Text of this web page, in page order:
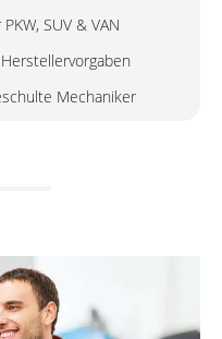
SUV & VAN
Mechaniker